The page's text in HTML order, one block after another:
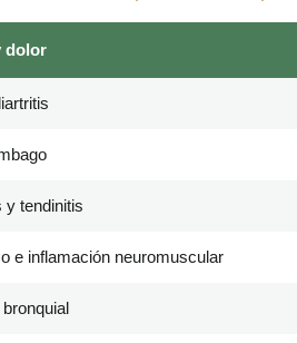
dolor
tendinitis
e inflamación neuromuscular